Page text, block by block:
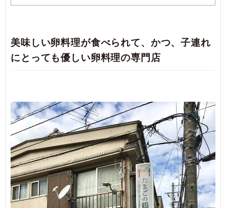
美味しい卵料理が食べられて、かつ、子連れ
にとっても優しい卵料理の専門店